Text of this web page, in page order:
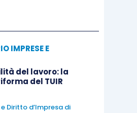
IMPRESE E
del lavoro: la
del TUIR
Diritto d’Impresa di